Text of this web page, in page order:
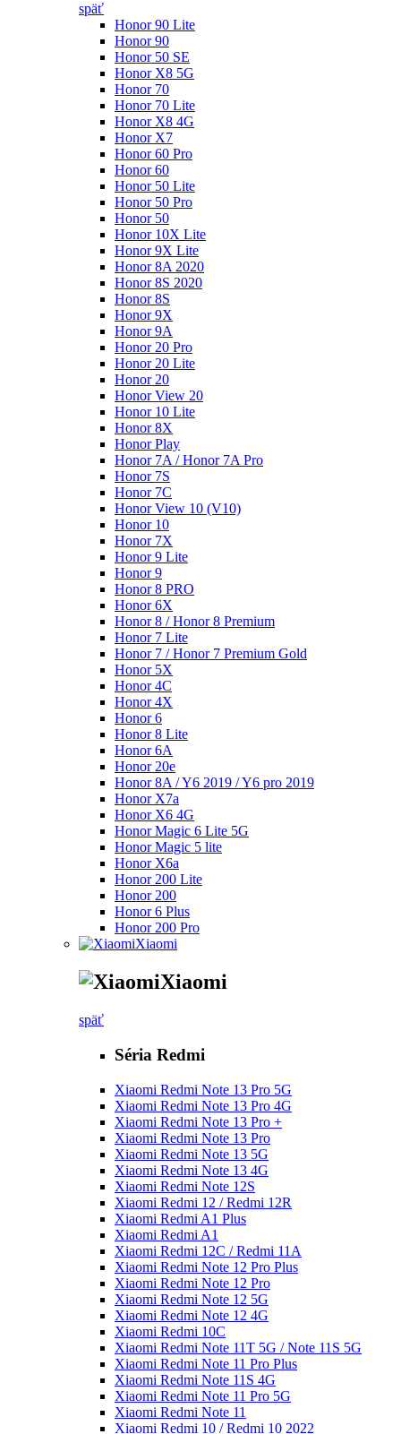
späť
Honor 90 Lite
Honor 90
Honor 50 SE
Honor X8 5G
Honor 70
Honor 70 Lite
Honor X8 4G
Honor X7
Honor 60 Pro
Honor 60
Honor 50 Lite
Honor 50 Pro
Honor 50
Honor 10X Lite
Honor 9X Lite
Honor 8A 2020
Honor 8S 2020
Honor 8S
Honor 9X
Honor 9A
Honor 20 Pro
Honor 20 Lite
Honor 20
Honor View 20
Honor 10 Lite
Honor 8X
Honor Play
Honor 7A / Honor 7A Pro
Honor 7S
Honor 7C
Honor View 10 (V10)
Honor 10
Honor 7X
Honor 9 Lite
Honor 9
Honor 8 PRO
Honor 6X
Honor 8 / Honor 8 Premium
Honor 7 Lite
Honor 7 / Honor 7 Premium Gold
Honor 5X
Honor 4C
Honor 4X
Honor 6
Honor 8 Lite
Honor 6A
Honor 20e
Honor 8A / Y6 2019 / Y6 pro 2019
Honor X7a
Honor X6 4G
Honor Magic 6 Lite 5G
Honor Magic 5 lite
Honor X6a
Honor 200 Lite
Honor 200
Honor 6 Plus
Honor 200 Pro
Xiaomi
Xiaomi
späť
Séria Redmi
Xiaomi Redmi Note 13 Pro 5G
Xiaomi Redmi Note 13 Pro 4G
Xiaomi Redmi Note 13 Pro +
Xiaomi Redmi Note 13 Pro
Xiaomi Redmi Note 13 5G
Xiaomi Redmi Note 13 4G
Xiaomi Redmi Note 12S
Xiaomi Redmi 12 / Redmi 12R
Xiaomi Redmi A1 Plus
Xiaomi Redmi A1
Xiaomi Redmi 12C / Redmi 11A
Xiaomi Redmi Note 12 Pro Plus
Xiaomi Redmi Note 12 Pro
Xiaomi Redmi Note 12 5G
Xiaomi Redmi Note 12 4G
Xiaomi Redmi 10C
Xiaomi Redmi Note 11T 5G / Note 11S 5G
Xiaomi Redmi Note 11 Pro Plus
Xiaomi Redmi Note 11S 4G
Xiaomi Redmi Note 11 Pro 5G
Xiaomi Redmi Note 11
Xiaomi Redmi 10 / Redmi 10 2022